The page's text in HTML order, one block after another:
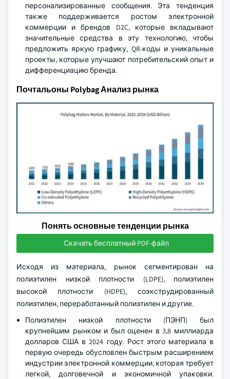
персонализированные сообщения. Эта тенденция
также поддерживается ростом электронной
коммерции и брендов D2C, которые вкладывают
значительные средства в эту технологию, чтобы
предложить яркую графику, QR-коды и уникальные
проекты, которые улучшают потребительский опыт и
дифференциацию бренда.
Почтальоны Polybag Анализ рынка
Понять основные тенденции рынка
Скачать бесплатный PDF-файл
Исходя из материала, рынок сегментирован на
полиэтилен низкой плотности (LDPE), полиэтилен
высокой плотности (HDPE), соэкструдированный
полиэтилен, переработанный полиэтилен и другие.
Полиэтилен низкой плотности (ПЭНП) был
крупнейшим рынком и был оценен в 3,8 миллиарда
долларов США в 2024 году. Рост этого материала в
первую очередь обусловлен быстрым расширением
индустрии электронной коммерции, которая требует
легкой, долговечной и экономичной упаковки.